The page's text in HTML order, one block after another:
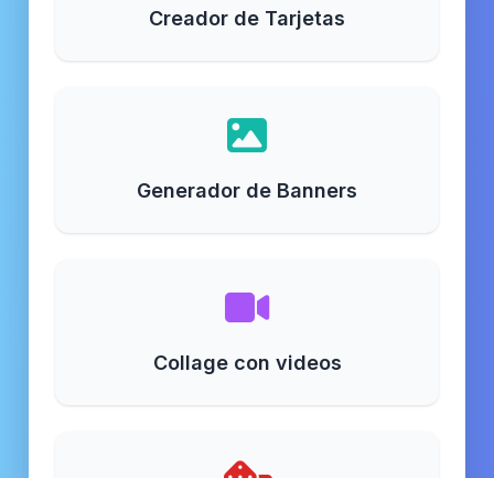
Creador de Tarjetas
Generador de Banners
Collage con videos